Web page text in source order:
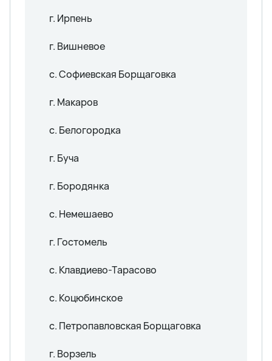
г. Ирпень
г. Вишневое
с. Софиевская Борщаговка
г. Макаров
с. Белогородка
г. Буча
г. Бородянка
с. Немешаево
г. Гостомель
с. Клавдиево-Тарасово
с. Коцюбинское
с. Петропавловская Борщаговка
г. Ворзель